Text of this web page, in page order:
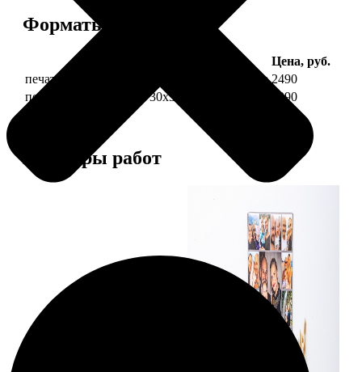
Форматы и цены
Цена, руб.
печать фото на холсте 30х30 на подрамнике 2490
печать фото на холсте 30х30 в раме
4990
Примеры работ